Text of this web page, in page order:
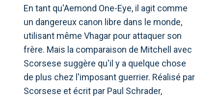
En tant qu'Aemond One-Eye, il agit comme
un dangereux canon libre dans le monde,
utilisant même Vhagar pour attaquer son
frère. Mais la comparaison de Mitchell avec
Scorsese suggère qu'il y a quelque chose
de plus chez l'imposant guerrier. Réalisé par
Scorsese et écrit par Paul Schrader,